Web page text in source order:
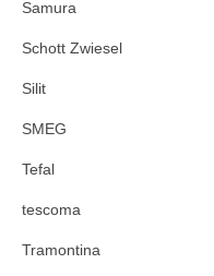
Samura
Schott Zwiesel
Silit
SMEG
Tefal
tescoma
Tramontina